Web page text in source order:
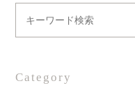
Category